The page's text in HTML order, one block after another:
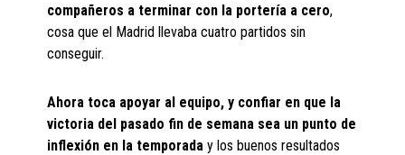
compañeros a terminar con la portería a cero,
cosa que el Madrid llevaba cuatro partidos sin
conseguir.
Ahora toca apoyar al equipo, y confiar en que la
victoria del pasado fin de semana sea un punto de
inflexión en la temporada y los buenos resultados